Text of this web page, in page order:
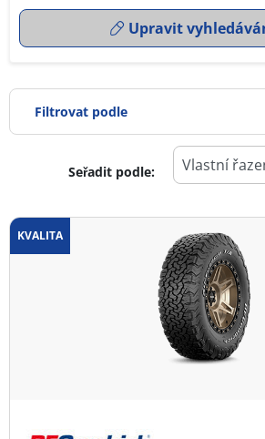
Upravit
Filtrovat podle
Typ pneumatiky
Všechny typy (1)
Seřadit podle:
KVALITA